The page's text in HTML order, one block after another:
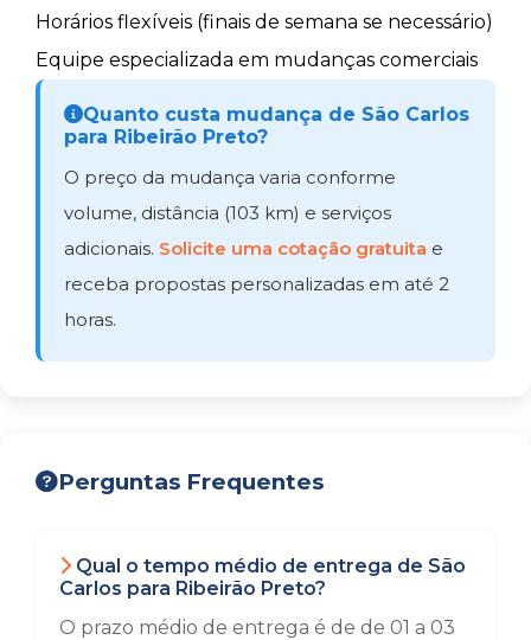
Horários flexíveis (finais de semana se necessário)
Equipe especializada em mudanças comerciais
Quanto custa mudança de São Carlos
para Ribeirão Preto?
O preço da mudança varia conforme
volume, distância (103 km) e serviços
adicionais. Solicite uma cotação gratuita e
receba propostas personalizadas em até 2
horas.
Perguntas Frequentes
Qual o tempo médio de entrega de São
Carlos para Ribeirão Preto?
O prazo médio de entrega é de de 01 a 03